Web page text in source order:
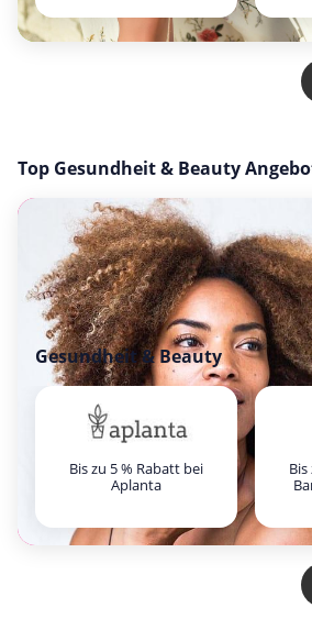
Top Gesundheit & Beauty
Gesundheit & Beauty
Bis zu 5 % Rabatt bei
Aplanta